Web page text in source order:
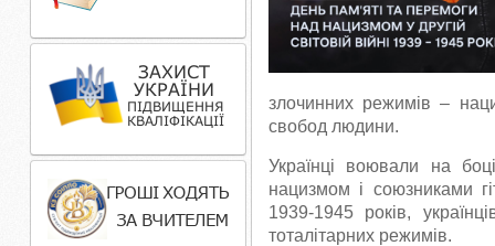
злочинних режимів –
свобод людини.
Українці воювали на
нацизмом і союзниками
1939-1945 років,
тоталітарних режимів.